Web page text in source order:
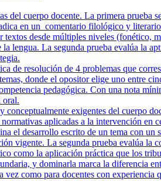
del cuerpo docente. La primera prueba
en un comentario filológico y
textos desde múltiples niveles (fonético,
lengua. La segunda prueba evalúa la
de resolución de 4 problemas que
donde el opositor elige uno entre
pedagógica. Con una nota
oral.
exigentes del cuerpo
aplicadas a la intervención en
el desarrollo escrito de un tema con un
vigente. La segunda prueba evalúa la
como la aplicación práctica que los
y dominarla marca la diferencia
como para docentes con experiencia